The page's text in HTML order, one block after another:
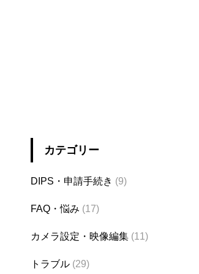
カテゴリー
DIPS・申請手続き (9)
FAQ・悩み (17)
カメラ設定・映像編集 (11)
トラブル (29)